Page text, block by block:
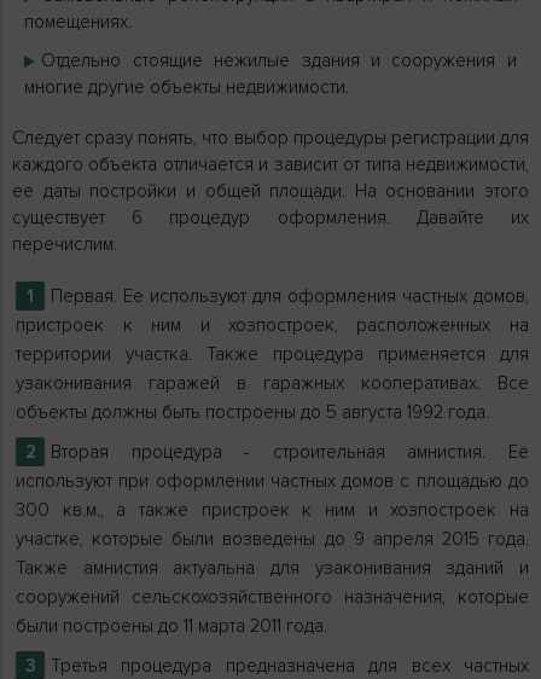
помещениях.
Отдельно стоящие нежилые здания и сооружения и
многие другие объекты недвижимости.
Следует сразу понять, что выбор процедуры регистрации для
каждого объекта отличается и зависит от типа недвижимости,
ее даты постройки и общей площади. На основании этого
существует 6 процедур оформления. Давайте их
перечислим.
Первая. Ее используют для оформления частных домов,
пристроек к ним и хозпостроек, расположенных на
территории участка. Также процедура применяется для
узаконивания гаражей в гаражных кооперативах. Все
объекты должны быть построены до 5 августа 1992 года.
Вторая процедура - строительная амнистия. Её
используют при оформлении частных домов с площадью до
300 кв.м., а также пристроек к ним и хозпостроек на
участке, которые были возведены до 9 апреля 2015 года.
Также амнистия актуальна для узаконивания зданий и
сооружений сельскохозяйственного назначения, которые
были построены до 11 марта 2011 года.
Третья процедура предназначена для всех частных